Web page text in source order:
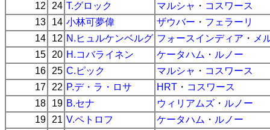
12
24 T.グロック マルシャ ・ コスワース
13
14 小林可夢偉 ザウバー ・ フェラーリ
14
12 N.ヒュルケンベルグ フォースインディア ・ メ
15
20 H.コバライネン ケータハム ・ ルノー
16
25 C.ピック マルシャ ・ コスワース
17
22 P.デ・ラ・ロサ HRT ・ コスワース
18
19 B.セナ ウィリアムズ ・ ルノー
19
21 V.ペトロフ ケータハム ・ ルノー